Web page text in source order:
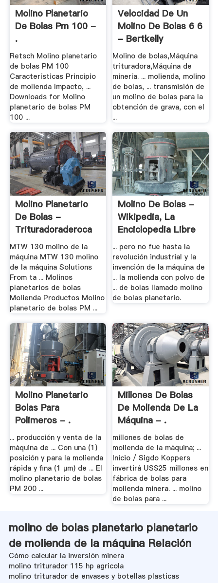
Molino Planetario
De Bolas Pm 100 -
.
Retsch Molino planetario
de bolas PM 100
Características Principio
de molienda Impacto, ...
Downloads for Molino
planetario de bolas PM
100 ...
Velocidad De Un
Molino De Bolas 6 6
- Bertkelly
Molino de bolas,Máquina
trituradora,Máquina de
minería. ... molienda, molino
de bolas, ... transmisión de
un molino de bolas para la
obtención de grava, con el
...
Molino Planetario
De Bolas -
Trituradoraderoca
MTW 130 molino de la
máquina MTW 130 molino
de la máquina Solutions
From ta ... Molinos
planetarios de bolas
Molienda Productos Molino
planetario de bolas PM ...
Molino De Bolas -
Wikipedia, La
Enciclopedia Libre
... pero no fue hasta la
revolución industrial y la
invención de la máquina de
... la molienda con polvo de
... de bolas llamado molino
de bolas planetario.
Molino Planetario
Bolas Para
Polimeros - .
... producción y venta de la
máquina de ... Con una (1)
posición y para la molienda
rápida y fina (1 µm) de ... El
molino planetario de bolas
PM 200 ...
Millones De Bolas
De Molienda De La
Máquina - .
millones de bolas de
molienda de la máquina; ...
Inicio / Sigdo Koppers
invertirá US$25 millones en
fábrica de bolas para
molienda minera. ... molino
de bolas para ...
molino de bolas planetario planetario
de molienda de la máquina Relación
Cómo calcular la inversión minera
molino triturador 115 hp agricola
molino triturador de envases y botellas plasticas